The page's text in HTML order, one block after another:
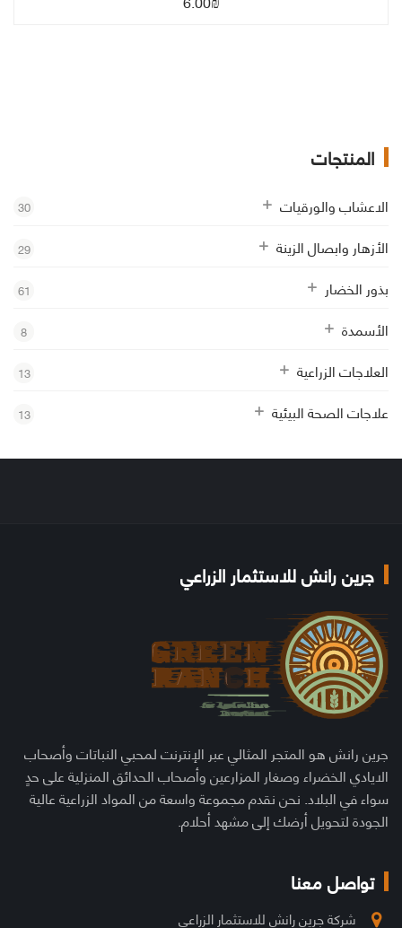
المنتجات
الاعشاب والورقيات 30
الأزهار وابصال الزينة 29
بذور الخضار 61
الأسمدة 8
العلاجات الزراعية 13
علاجات الصحة البيئية 13
جرين رانش للاستثمار الزراعي
جرين رانش هو المتجر المثالي عبر الإنترنت لمحبي النباتات وأصحاب
الايادي الخضراء وصغار المزارعين وأصحاب الحدائق المنزلية على حدٍ
سواء في البلاد. نحن نقدم مجموعة واسعة من المواد الزراعية عالية
الجودة لتحويل أرضك إلى مشهد أحلام.
تواصل معنا
شركة جرين رانش للاستثمار الزراعي